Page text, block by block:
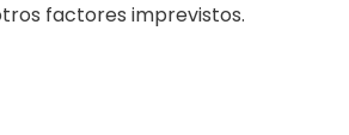
factores imprevistos.